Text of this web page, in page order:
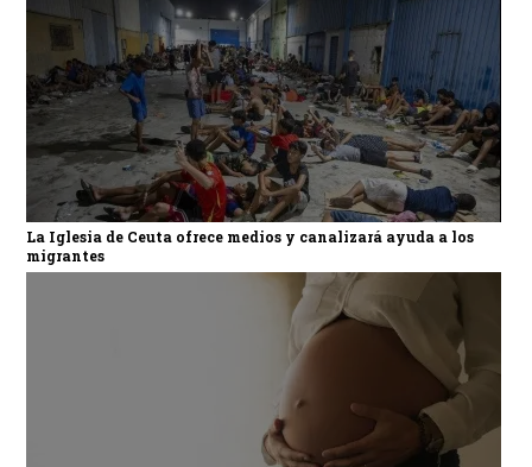
La Iglesia de Ceuta ofrece medios y canalizará ayuda a los
migrantes